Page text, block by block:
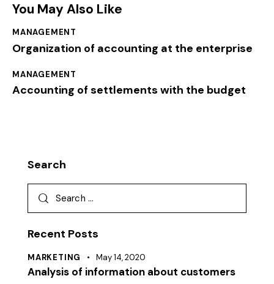
You May Also Like
MANAGEMENT
Organization of accounting at the enterprise
MANAGEMENT
Accounting of settlements with the budget
Search
Recent Posts
MARKETING May 14, 2020
Analysis of information about customers